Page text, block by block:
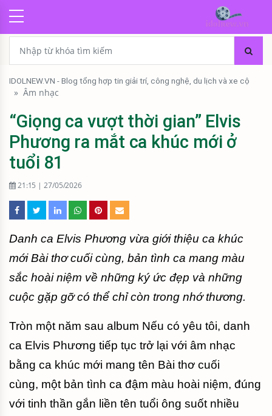
IDOLNEW.VN - Blog tổng hợp tin giải trí, công nghệ, du lịch và xe cộ
» Âm nhạc
“Giọng ca vượt thời gian” Elvis
Phương ra mắt ca khúc mới ở
tuổi 81
21:15 | 27/05/2026
Danh ca Elvis Phương vừa giới thiệu ca khúc
mới Bài thơ cuối cùng, bản tình ca mang màu
sắc hoài niệm về những ký ức đẹp và những
cuộc gặp gỡ có thể chỉ còn trong nhớ thương.
Tròn một năm sau album Nếu có yêu tôi, danh
ca Elvis Phương tiếp tục trở lại với âm nhạc
bằng ca khúc mới mang tên Bài thơ cuối
cùng, một bản tình ca đậm màu hoài niệm, đúng
với tinh thần gắn liền tên tuổi ông suốt nhiều